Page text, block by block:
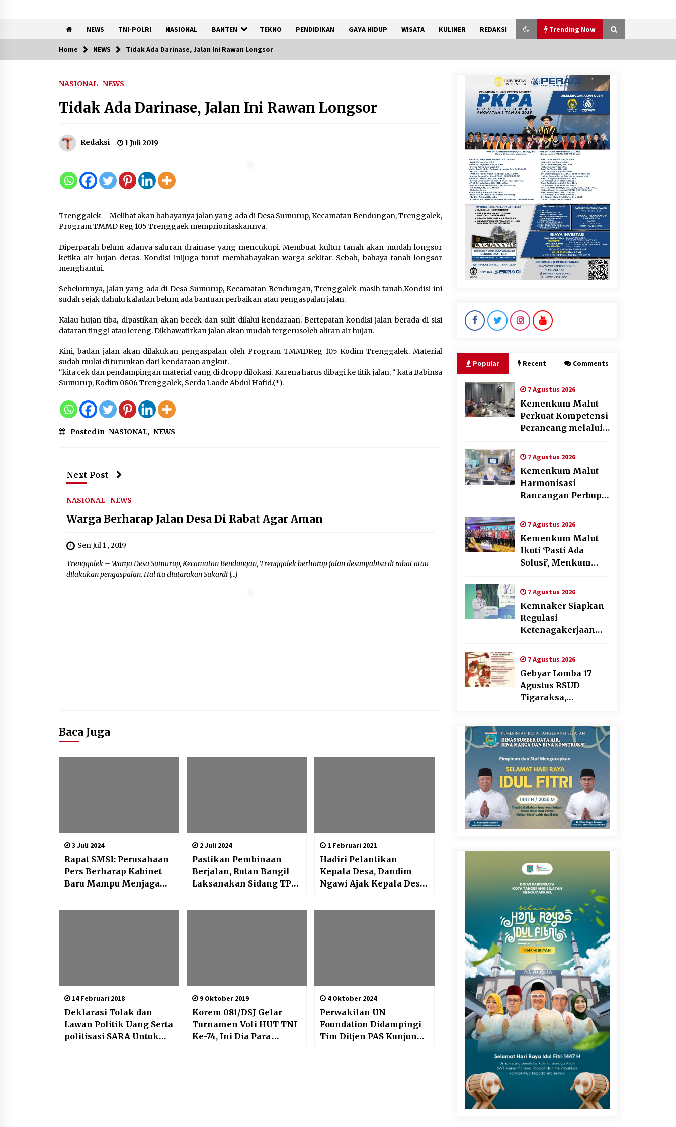
NEWS TNI-POLRI NASIONAL BANTEN TEKNO PENDIDIKAN GAYA HIDUP WISATA KULINER REDAKSI Trending Now
Trending Now
Kemenkum Malut Perkuat
melalui Pendalaman Materi
Penyusunan Produk Hukum
7 Agustus 2026
Perbup Pengadaan Barang
dan Jasa pada BUMD Halteng
Kemenkum Malut Ikuti ‘Pasti
Ada Solusi’, Menkum Dorong
Transformasi Digital
7 Agustus 2026
Ketenagakerjaan yang
Selaras dengan Tantangan
Pemanfaatan Limbah Galon
Bekas, Lapas Banjar Tanam
200 Pohon Cabai Dukung
Program Ketahanan Pangan
7 Agustus 2026
Tagihan Air Tanpa
Transisi Panjang Pengelolaan
, Perumdam TKR Didesak
7 Agustus 2026
Partisipasi Sekolah Terus
Meningkat
KKM Universitas Bina Bangsa
Kelompok 83 Laksanakan
Pendampingan Pembuatan
Spanduk Sebagai Upaya
Memperkuat Pemasaran
UMKM di Desa Cempaka
Jaga Kebugaran Petugas,
Lapas Kelas I Tangerang
Gelar Cek Kesehatan Gratis
dan Skrining TB Lanjutan
6 Agustus 2026
Kemenkum Malut Dorong
Perlindungan Hak Cipta Musik
di Era Digital, Sosialisasikan
Pencatatan Gratis dan
Penguatan Royalti
6 Agustus 2026
Dikunjungi PWI, Wawan Fauzi:
Peran Media Bisa Berdampak
Home NEWS Tidak Ada Darinase, Jalan Ini Rawan Longsor
NASIONAL NEWS
Tidak Ada Darinase, Jalan Ini Rawan Longsor
Redaksi 1 Juli 2019
Trenggalek – Melihat akan bahayanya jalan yang ada di Desa Sumurup, Kecamatan Bendungan, Trenggalek,
Program TMMD Reg 105 Trenggaek memprioritaskannya.
Diperparah belum adanya saluran drainase yang mencukupi. Membuat kultur tanah akan mudah longsor
ketika air hujan deras. Kondisi inijuga turut membahayakan warga sekitar. Sebab, bahaya tanah longsor
menghantui.
Sebelumnya, jalan yang ada di Desa Sumurup, Kecamatan Bendungan, Trenggalek masih tanah.Kondisi ini
sudah sejak dahulu kaladan belum ada bantuan perbaikan atau pengaspalan jalan.
Kalau hujan tiba, dipastikan akan becek dan sulit dilalui kendaraan. Bertepatan kondisi jalan berada di sisi
dataran tinggi atau lereng. Dikhawatirkan jalan akan mudah tergerusoleh aliran air hujan.
Kini, badan jalan akan dilakukan pengaspalan oleh Program TMMDReg 105 Kodim Trenggalek. Material
sudah mulai di turunkan dari kendaraan angkut.
“kita cek dan pendampingan material yang di dropp dilokasi. Karena harus dibagi ke titik jalan, “ kata Babinsa
Sumurup, Kodim 0806 Trenggalek, Serda Laode Abdul Hafid.(*).
Posted in NASIONAL, NEWS
Next Post
NASIONAL NEWS
Warga Berharap Jalan Desa Di Rabat Agar Aman
Sen Jul 1 , 2019
Trenggalek – Warga Desa Sumurup, Kecamatan Bendungan, Trenggalek berharap jalan desanyabisa di rabat atau
dilakukan pengaspalan. Hal itu diutarakan Sukardi […]
Baca Juga
3 Juli 2024
Rapat SMSI: Perusahaan
Pers Berharap Kabinet
Baru Mampu Menjaga
2 Juli 2024
Pastikan Pembinaan
Berjalan, Rutan Bangil
Laksanakan Sidang TPP
1 Februari 2021
Hadiri Pelantikan
Kepala Desa, Dandim
Ngawi Ajak Kepala Desa
Pemerintah Cegah
14 Februari 2018
Deklarasi Tolak dan
Lawan Politik Uang Serta
politisasi SARA Untuk
9 Oktober 2019
Korem 081/DSJ Gelar
Turnamen Voli HUT TNI
Ke-74, Ini Dia Para
4 Oktober 2024
Perwakilan UN
Foundation Didampingi
Tim Ditjen PAS Kunjungi
Popular Recent Comments
7 Agustus 2026
Kemenkum Malut
Perkuat Kompetensi
Perancang melalui
Penyusunan Produk
Hukum Daerah
7 Agustus 2026
Kemenkum Malut
Harmonisasi
Rancangan Perbup
dan Jasa pada BUMD
Halteng
7 Agustus 2026
Kemenkum Malut
Ikuti ‘Pasti Ada
Solusi’, Menkum
Transformasi
Digital
7 Agustus 2026
Kemnaker Siapkan
Regulasi
Ketenagakerjaan
dengan Tantangan
Dunia Kerja Modern
7 Agustus 2026
Gebyar Lomba 17
Agustus RSUD
Tigaraksa,
Kebersamaan